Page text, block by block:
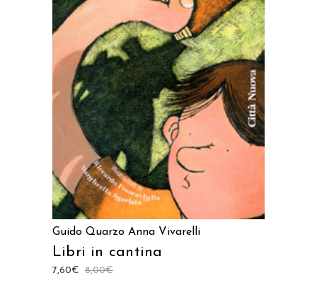
AGGIUNGI AL CARRELLO
Guido Quarzo Anna Vivarelli
Libri in cantina
8,00€
7,60€